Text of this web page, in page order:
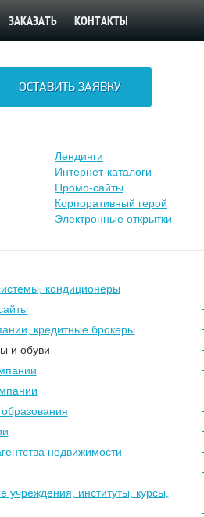
ЗАКАЗАТЬ КОНТАКТЫ
ОСТАВИТЬ ЗАЯВКУ
Лендинги
Интернет-каталоги
Промо-сайты
Корпоративный герой
Электронные открытки
кондиционеры
кредитные брокеры
и обуви
недвижимости
учреждения, институты, курсы,